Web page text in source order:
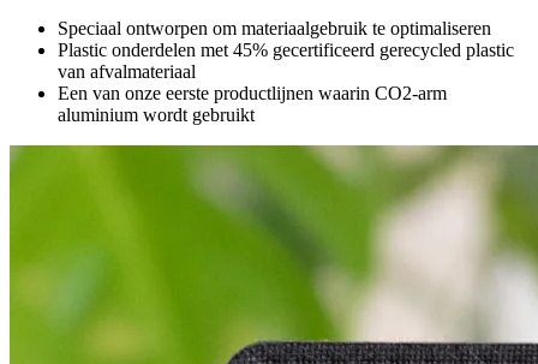
Speciaal ontworpen om materiaalgebruik te optimaliseren
Plastic onderdelen met 45% gecertificeerd gerecycled plastic
van afvalmateriaal
Een van onze eerste productlijnen waarin CO2-arm
aluminium wordt gebruikt